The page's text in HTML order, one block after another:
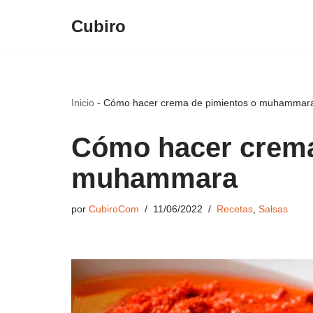
Cubiro
Inicio - Cómo hacer crema de pimientos o
Cómo hacer
muhammara
por CubiroCom 11/06/2022 Recetas Salsas